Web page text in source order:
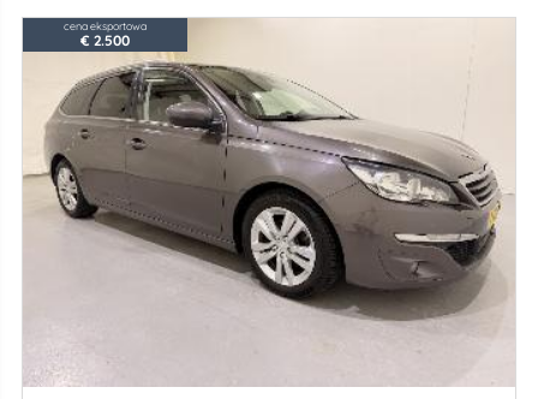
cena eksportowa
€ 2.500